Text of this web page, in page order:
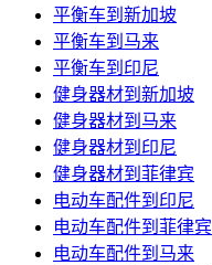
平衡车到新加坡
平衡车到马来
平衡车到印尼
健身器材到新加坡
健身器材到马来
健身器材到印尼
健身器材到菲律宾
电动车配件到印尼
电动车配件到菲律宾
电动车配件到马来